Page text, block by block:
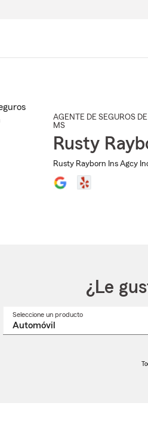
AGENTE DE SEGUROS
MS
Rusty
Rusty Rayborn Ins Agcy
¿Le
Seleccione un productoSeleccione